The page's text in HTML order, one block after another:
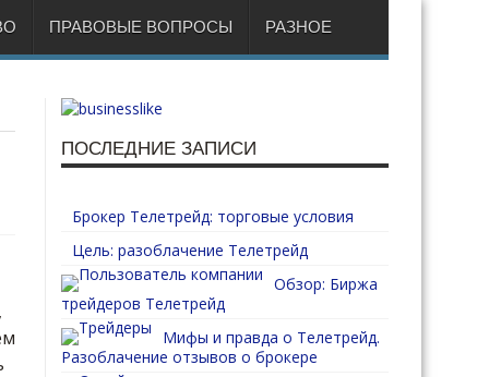
ПРАВОВЫЕ ВОПРОСЫ РАЗНОЕ
ПОСЛЕДНИЕ ЗАПИСИ
Брокер Телетрейд: торговые условия
Цель: разоблачение Телетрейд
Обзор: Биржа
трейдеров Телетрейд
Мифы и правда о Телетрейд.
Разоблачение отзывов о брокере